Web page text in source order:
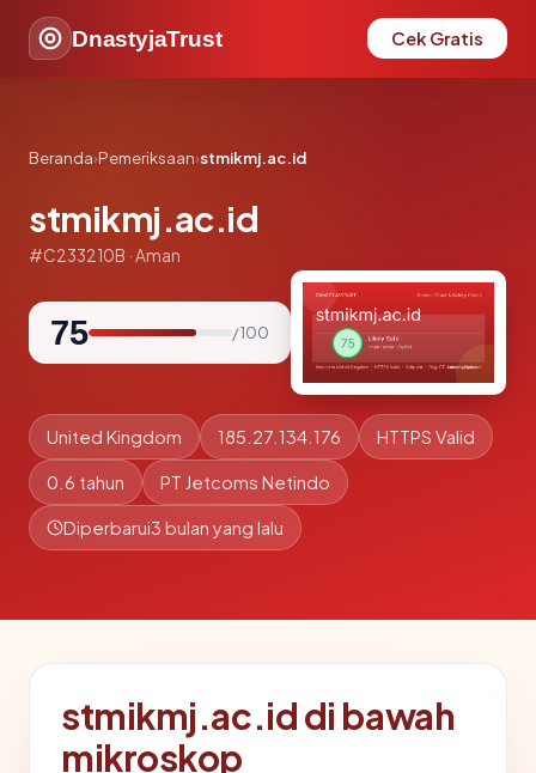
DnastyjaTrust Cek Gratis
Beranda›Pemeriksaan›stmikmj.ac.id
stmikmj.ac.id
#C233210B · Aman
75 / 100
United Kingdom 185.27.134.176 HTTPS Valid
0.6 tahun PT Jetcoms Netindo
Diperbarui3 bulan yang lalu
stmikmj.ac.id di bawah
mikroskop